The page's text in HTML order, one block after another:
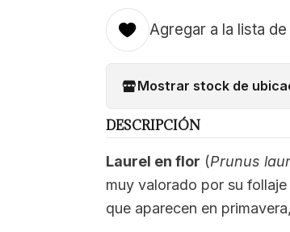
Agregar a la lista
Mostrar stock de
DESCRIPCIÓN
Laurel en flor (Prunus
muy valorado por su
que aparecen en